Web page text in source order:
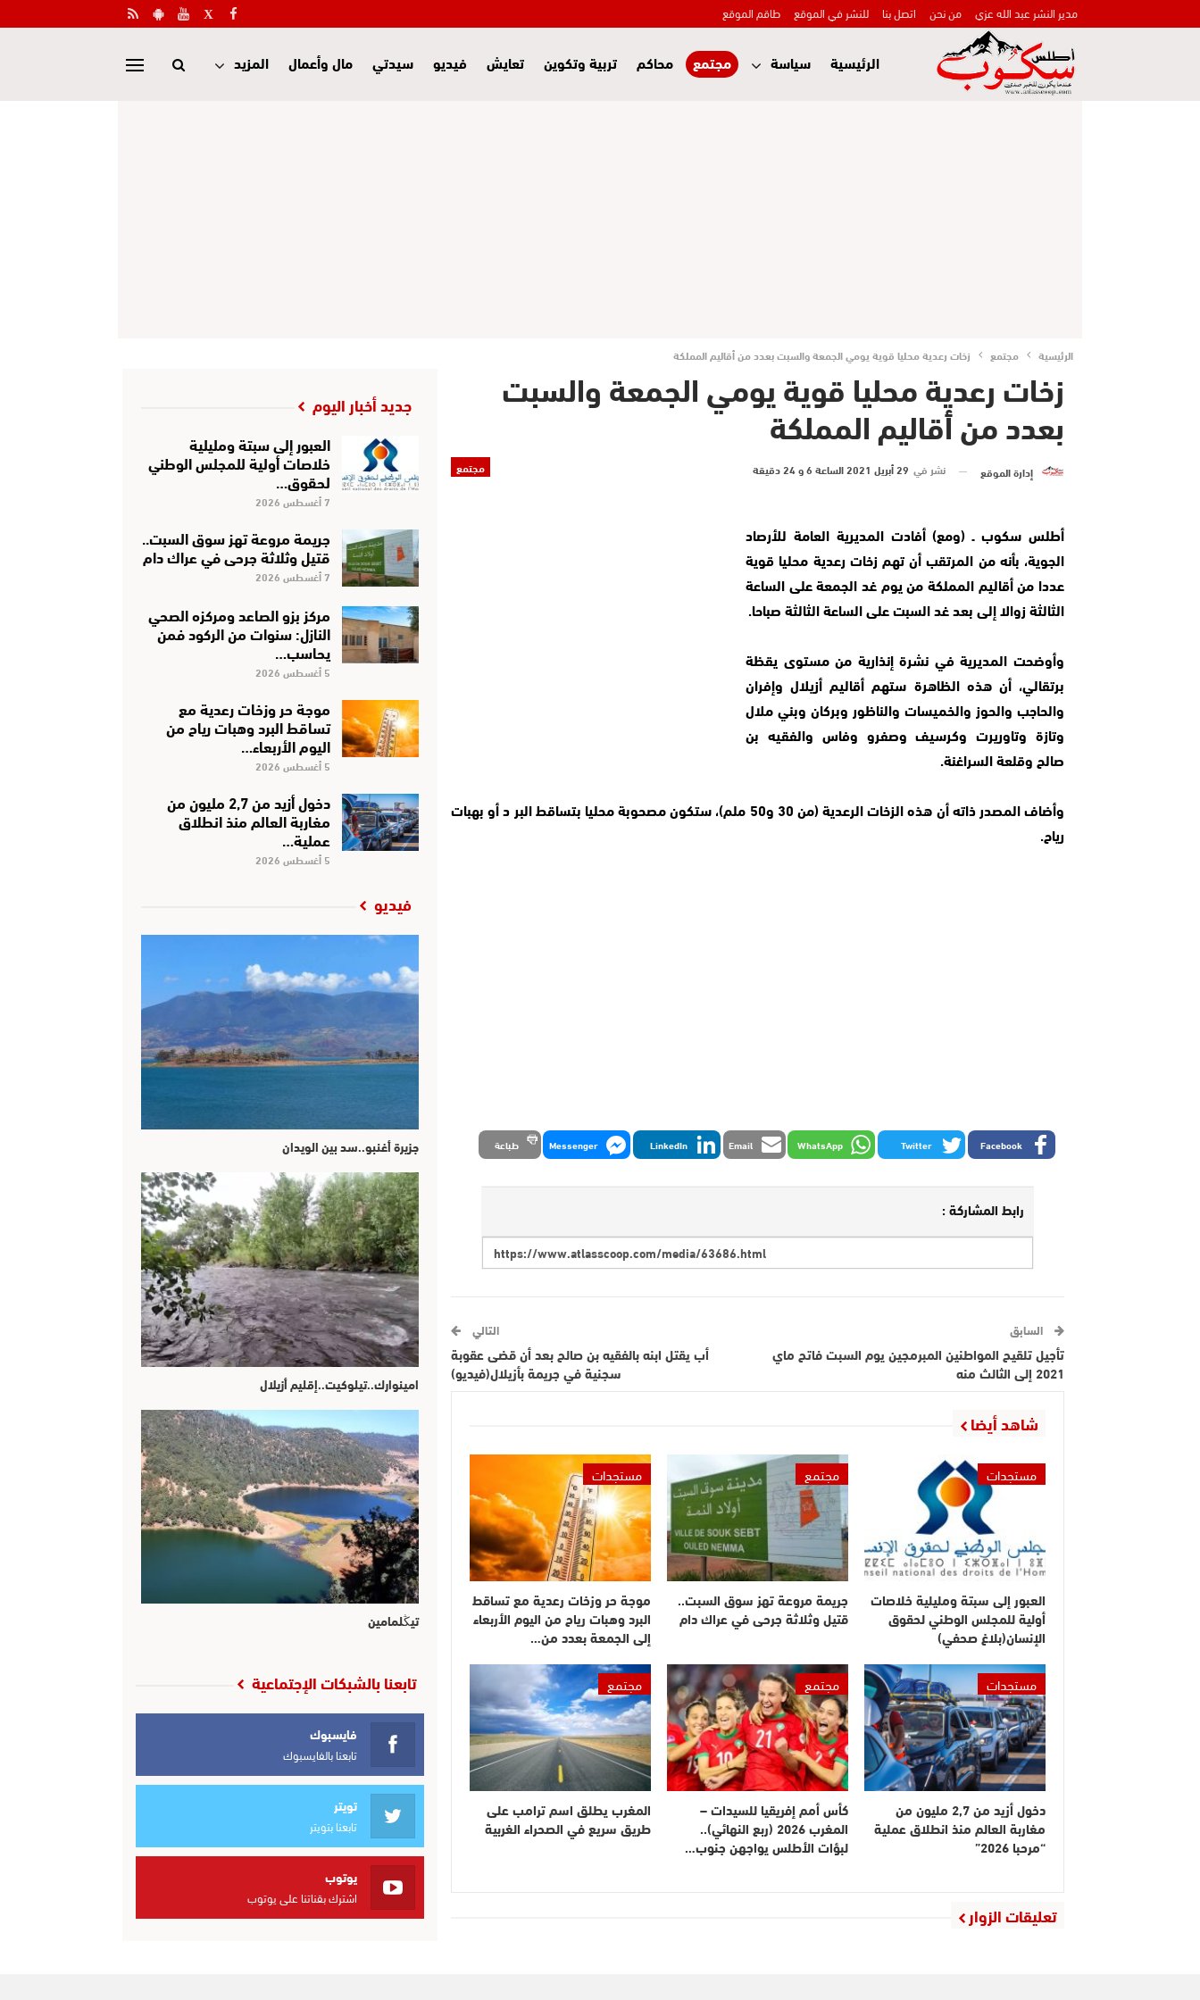
مدير النشر عبد الله عزي من نحن اتصل بنا للنشر في الموقع طاقم الموقع
الرئيسية سياسة مجتمع محاكم تربية وتكوين تعايش فيديو سيدتي مال وأعمال المزيد
الرئيسية مجتمع زخات رعدية محليا قوية يومي الجمعة والسبت بعدد من أقاليم المملكة
زخات رعدية محليا قوية يومي الجمعة والسبت
بعدد من أقاليم المملكة
مجتمع إدارة الموقع نشر في 29 أبريل 2021 الساعة 6 و 24 دقيقة
أطلس سكوب ـ (ومع) أفادت المديرية العامة للأرصاد
الجوية، بأنه من المرتقب أن تهم زخات رعدية محليا قوية
عددا من أقاليم المملكة من يوم غد الجمعة على الساعة
الثالثة زوالا إلى بعد غد السبت على الساعة الثالثة صباحا.
وأوضحت المديرية في نشرة إنذارية من مستوى يقظة
برتقالي، أن هذه الظاهرة ستهم أقاليم أزيلال وإفران
والحاجب والحوز والخميسات والناظور وبركان وبني ملال
وتازة وتاوريرت وكرسيف وصفرو وفاس والفقيه بن
صالح وقلعة السراغنة.
وأضاف المصدر ذاته أن هذه الزخات الرعدية (من 30 و50 ملم)، ستكون مصحوبة محليا بتساقط البر د أو بهبات
رياح.
Facebook
Twitter
WhatsApp
Email
LinkedIn
Messenger طباعة
رابط المشاركة :
السابق
تأجيل تلقيح المواطنين المبرمجين يوم السبت فاتح ماي
2021 إلى الثالث منه
التالي
أب يقتل ابنه بالفقيه بن صالح بعد أن قضى عقوبة
سجنية في جريمة بأزيلال(فيديو)
شاهد أيضا
مستجدات
العبور إلى سبتة ومليلية خلاصات
أولية للمجلس الوطني لحقوق
الإنسان(بلاغ صحفي)
مجتمع
جريمة مروعة تهز سوق السبت..
قتيل وثلاثة جرحى في عراك دام
مستجدات
موجة حر وزخات رعدية مع تساقط
البرد وهبات رياح من اليوم الأربعاء
إلى الجمعة بعدد من…
مستجدات
دخول أزيد من 2,7 مليون من
مغاربة العالم منذ انطلاق عملية
“مرحبا 2026”
مجتمع
كأس أمم إفريقيا للسيدات –
المغرب 2026 (ربع النهائي)..
لبؤات الأطلس يواجهن جنوب…
مجتمع
المغرب يطلق اسم ترامب على
طريق سريع في الصحراء الغربية
تعليقات الزوار
جديد أخبار اليوم
العبور إلى سبتة ومليلية
خلاصات أولية للمجلس الوطني
لحقوق…
7 أغسطس 2026
جريمة مروعة تهز سوق السبت..
قتيل وثلاثة جرحى في عراك دام
7 أغسطس 2026
مركز بزو الصاعد ومركزه الصحي
النازل: سنوات من الركود فمن
يحاسب…
5 أغسطس 2026
موجة حر وزخات رعدية مع
تساقط البرد وهبات رياح من
اليوم الأربعاء…
5 أغسطس 2026
دخول أزيد من 2,7 مليون من
مغاربة العالم منذ انطلاق
عملية…
5 أغسطس 2026
فيديو
جزيرة أغنبو..سد بين الويدان
امينوارك..تيلوكيت..إقليم أزيلال
تيڭلمامين
تابعنا بالشبكات الإجتماعية
فايسبوك
تابعنا بالفايسبوك
تويتر
تابعنا بتويتر
يوتوب
اشترك بقناتنا على يوتوب